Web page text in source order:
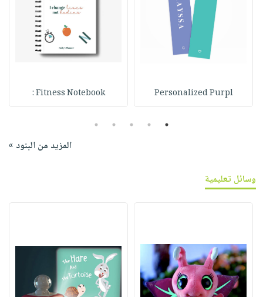
Personalized Purpl
Fitness Notebook :
1
2
3
4
5
المزيد من البنود »
وسائل تعليمية